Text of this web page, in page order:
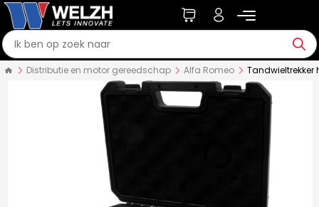
Distributie en motor gereedschap Alfa Romeo